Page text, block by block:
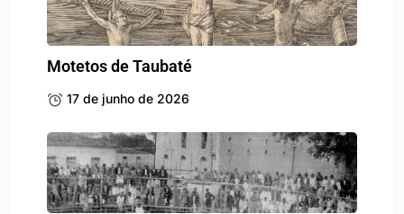
Motetos de Taubaté
17 de junho de 2026